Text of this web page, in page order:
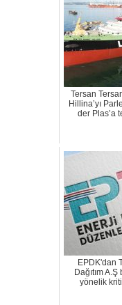
Tersan
Hillina’yı
der Plas’a
EPDK'dan
Dağıtım
yönelik